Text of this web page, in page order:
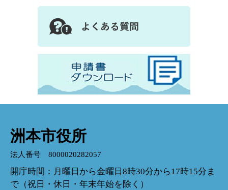
洲本市役所
法人番号 8000020282057
開庁時間：月曜日から金曜日8時30分から17時15分ま
で（祝日・休日・年末年始を除く）